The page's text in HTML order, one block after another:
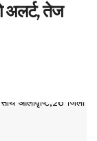
अलर्ट, तेज